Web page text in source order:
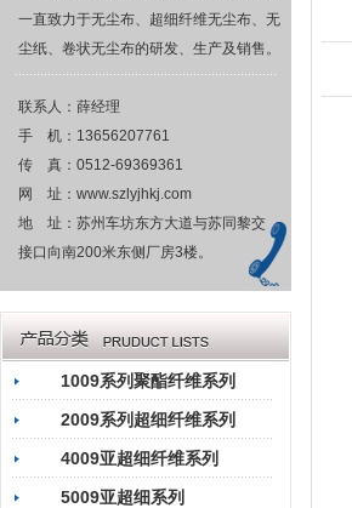
一直致力于无尘布、超细纤维无尘布、无
尘纸、卷状无尘布的研发、生产及销售。
联系人：薛经理
手 机：13656207761
传 真：0512-69369361
网 址：www.szlyjhkj.com
地 址：苏州车坊东方大道与苏同黎交
接口向南200米东侧厂房3楼。
1009系列聚酯纤维系列
2009系列超细纤维系列
4009亚超细纤维系列
5009亚超细系列